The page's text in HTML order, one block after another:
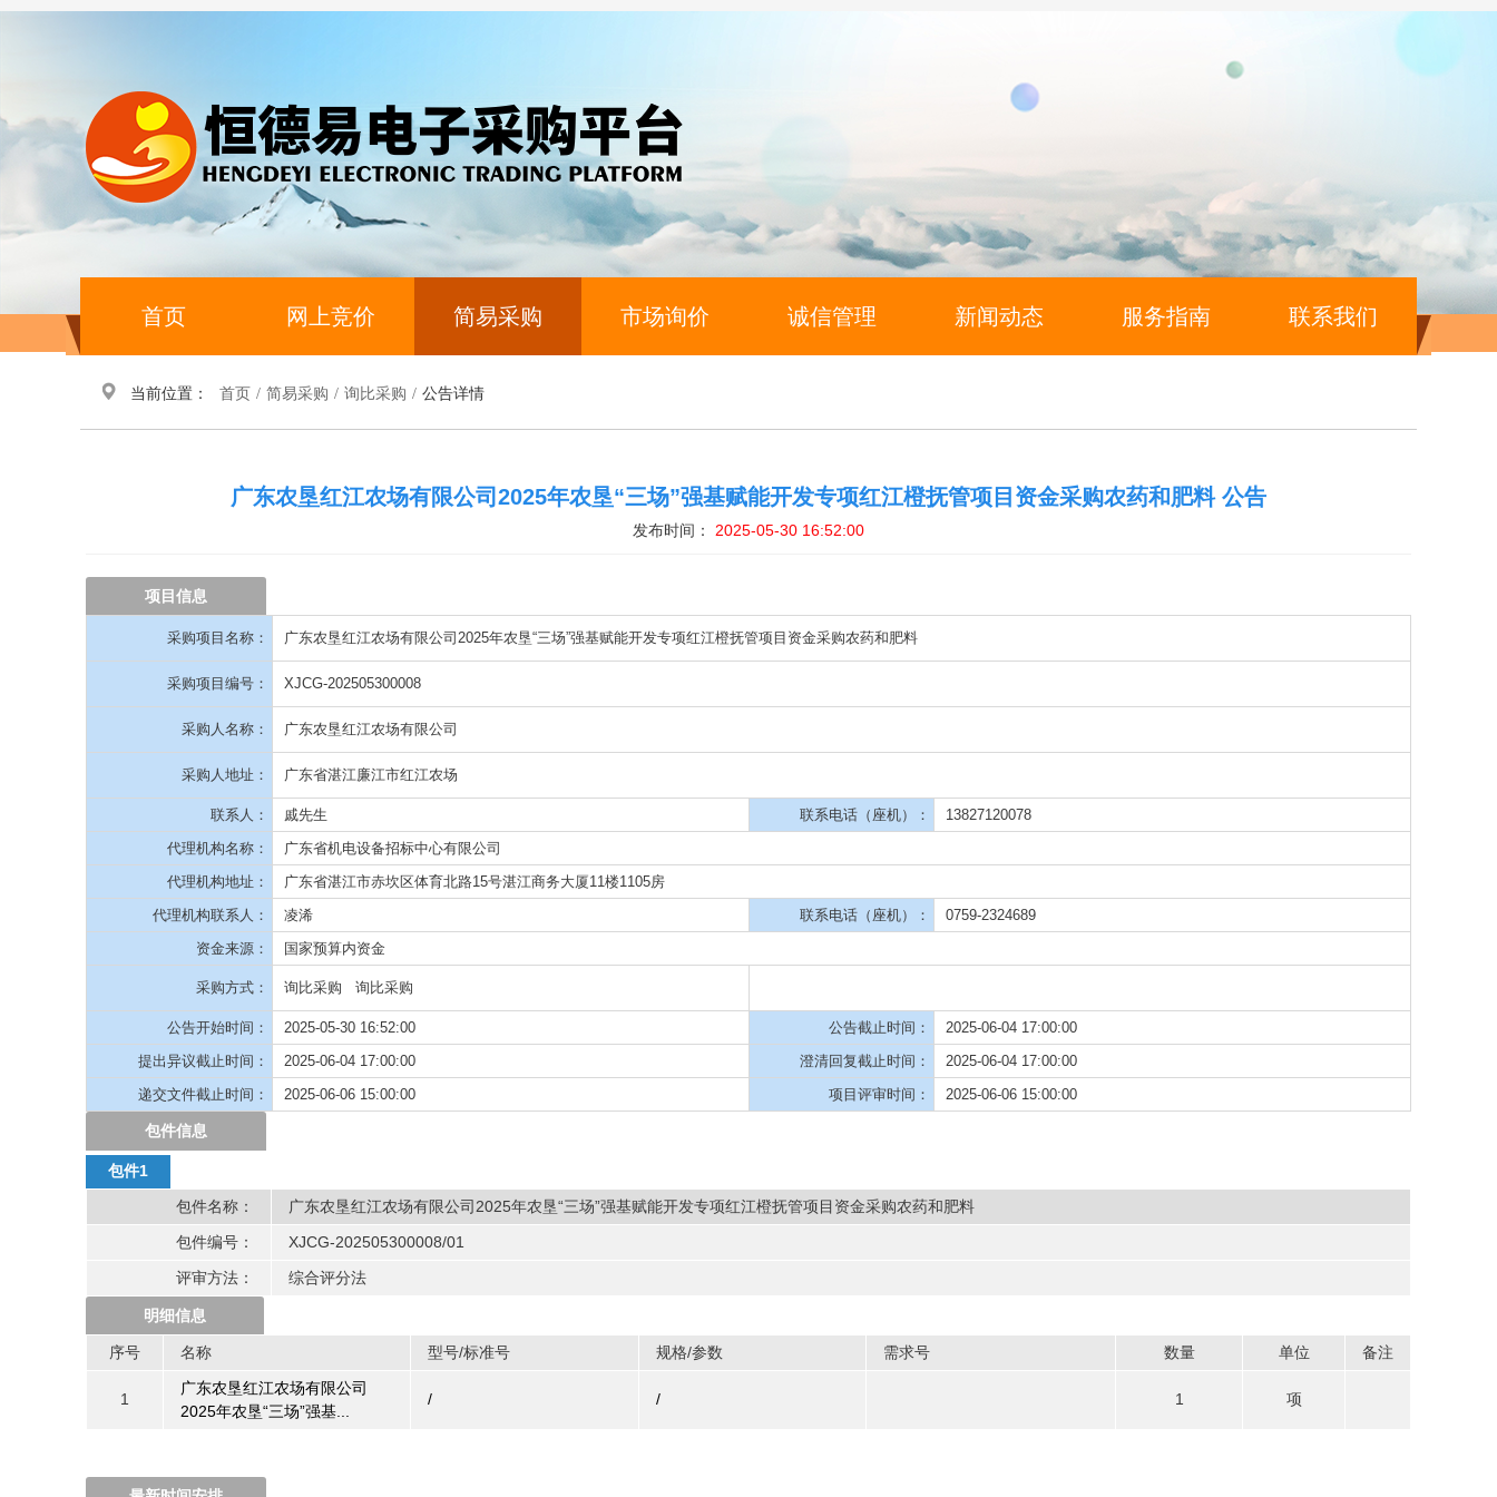
首页 网上竞价 简易采购 市场询价 诚信管理 新闻动态 服务指南 联系我们
当前位置： 首页 / 简易采购 / 询比采购 / 公告详情